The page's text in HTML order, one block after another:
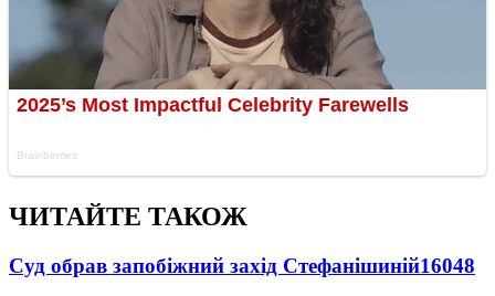
ЧИТАЙТЕ ТАКОЖ
Суд обрав запобіжний захід Стефанішиній16048